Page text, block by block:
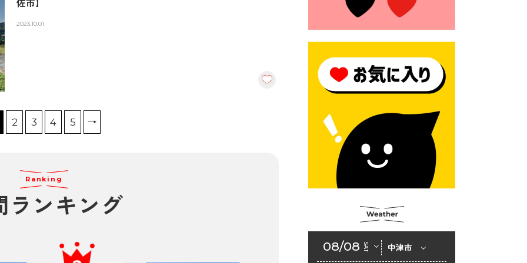
佐市】
2023.10.01
2 3 4 5 →
Ranking
ランキング
2026年6月23日 （一財）豊前
市佐野・則尾育英会奨学生募
2026年6月18日 セアカゴケグ
モにご注意ください！
ェルターの指定
2026年6月10日 令和８年経済
センサス-活動調査
2026年6月9日 令和８年第３
回定例会「一般質問一覧表」
2026年6月5日 新婚世帯の家
2026年6月2日 戸籍に氏名の
振り仮名が記載されます
08/08 SAT 中津市